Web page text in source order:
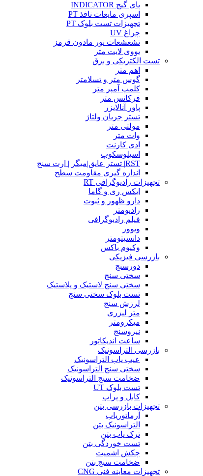
پای گیج INDICATOR
اسپری مایعات نافذ PT
تجهیزات تست بلوک PT
چراغ UV
تشعشعات نور مادون قرمز
یووی لایت متر
تست الکتریکی و برق
اهم متر
گوس متر و تسلامتر
کلمپ آمپر متر
فرکانس متر
پاور آنالایزر
تستر جریان ولتاژ
مولتی متر
وات متر
ادی کارنت
اسیلوسکوپ
RST| تستر عایق|میگر | ارت سنج
اندازه گیری مقاومت سطح
تجهیزات رادیوگرافی RT
ایکس ری و گاما
دارو ظهور و ثبوت
رادیومتر
فیلم رادیوگرافی
ویوور
دانسیتومتر
وکیوم باکس
بازرسی فیزیکی
دورسنج
سختی سنج
سختی سنج لاستیک و پلاستیک
تست بلوک سختی سنج
لرزش سنج
متر لیزری
میکرومتر
نیروسنج
ساعت اندیکاتور
بازرسی التراسونیک
عیب یاب التراسونیک
سختی سنج التراسونیک
ضخامت سنج التراسونیک
تست بلوک UT
کابل و پراب
تجهیزات بازرسی بتن
آرماتوریاب
التراسونیک بتن
ترک یاب بتن
تست خوردگی بتن
چکش اشمیت
ضخامت سنج بتن
تجهیزات معاینه فنی CNG